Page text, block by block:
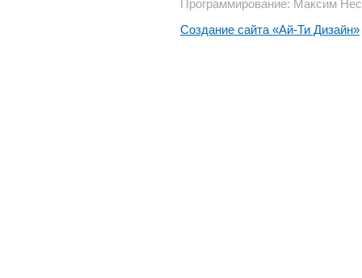
Программирование: Максим
Создание сайта «Ай-Ти Дизайн»